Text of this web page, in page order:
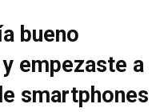
bueno
empezaste a
smartphones